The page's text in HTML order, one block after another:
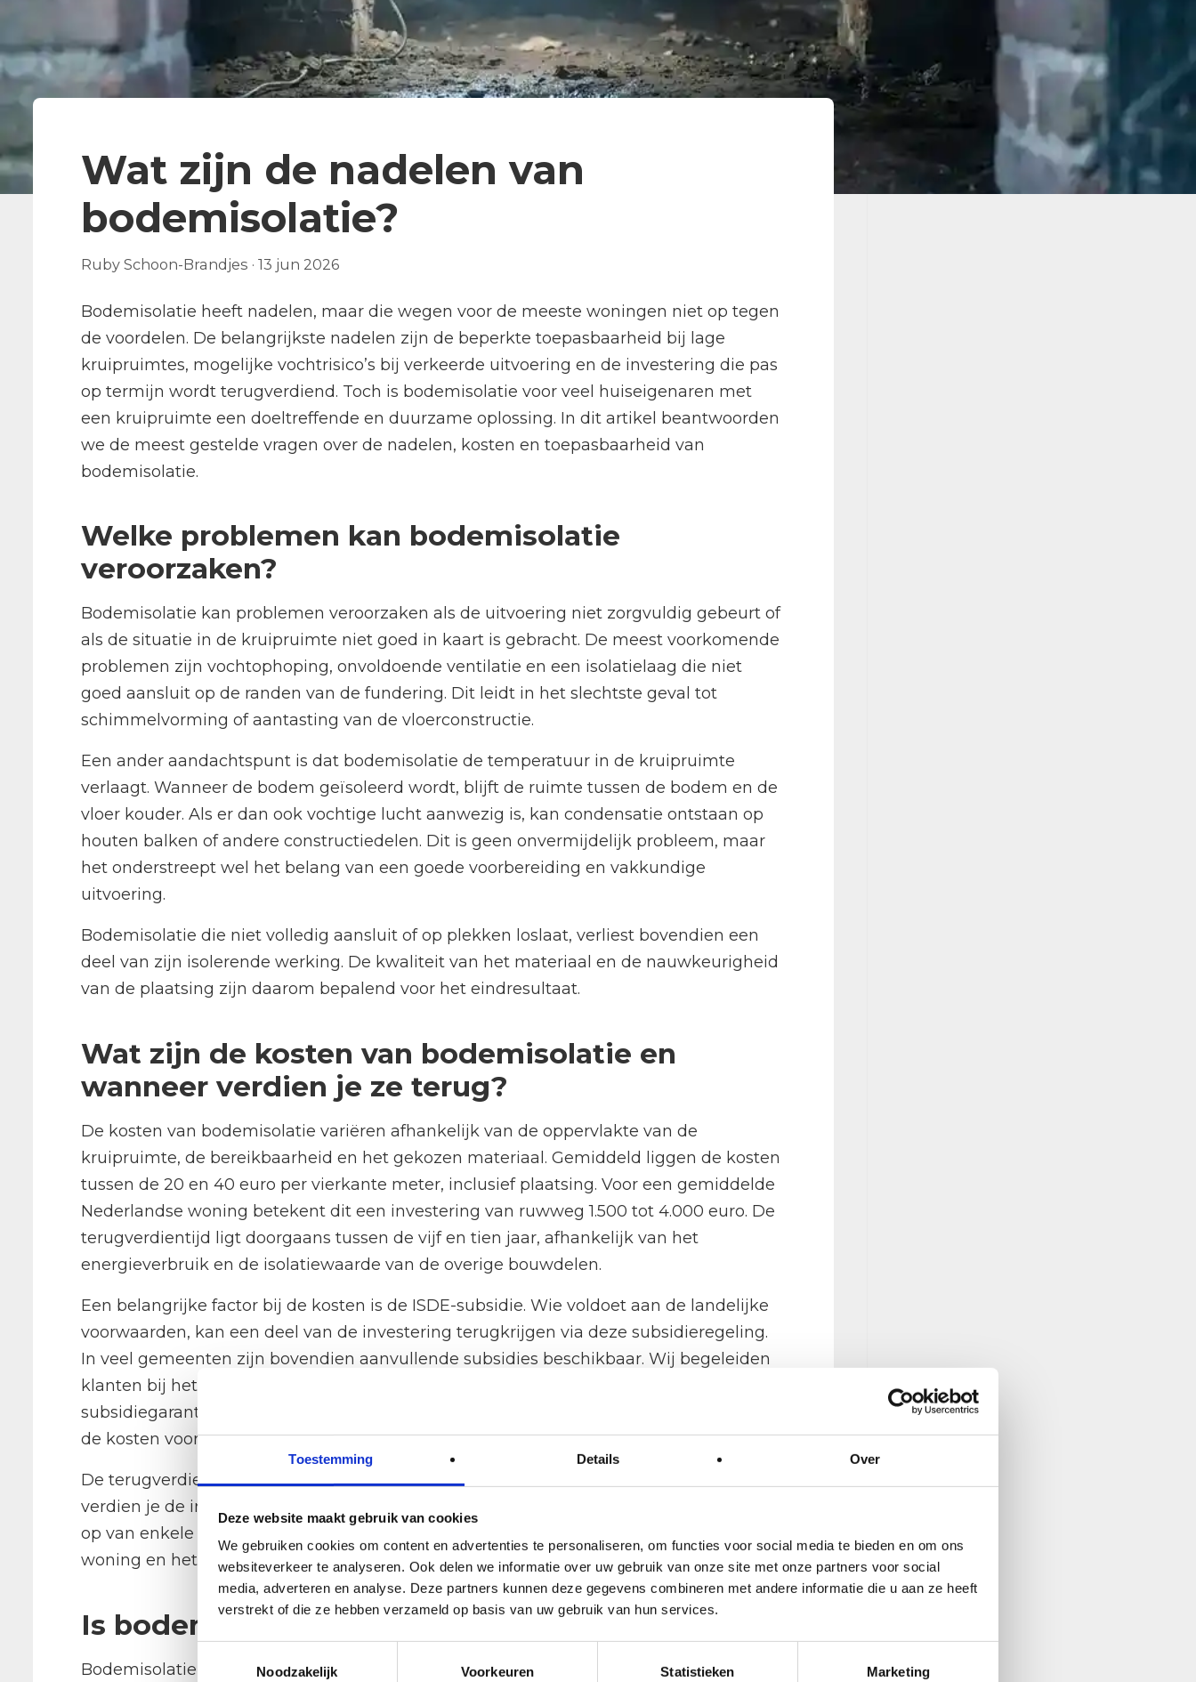
Toestemming Details Over
Deze website maakt gebruik van cookies
We gebruiken cookies om content en advertenties te personaliseren, om functies voor social media te bieden en om ons
websiteverkeer te analyseren. Ook delen we informatie over uw gebruik van onze site met onze partners voor social
media, adverteren en analyse. Deze partners kunnen deze gegevens combineren met andere informatie die u aan ze heeft
verstrekt of die ze hebben verzameld op basis van uw gebruik van hun services.
Noodzakelijk
Voorkeuren Statistieken Marketing
Wat zijn de nadelen van
bodemisolatie?
Ruby Schoon-Brandjes · 13 jun 2026
Bodemisolatie heeft nadelen, maar die wegen voor de meeste woningen niet op tegen
de voordelen. De belangrijkste nadelen zijn de beperkte toepasbaarheid bij lage
kruipruimtes, mogelijke vochtrisico’s bij verkeerde uitvoering en de investering die pas
op termijn wordt terugverdiend. Toch is bodemisolatie voor veel huiseigenaren met
een kruipruimte een doeltreffende en duurzame oplossing. In dit artikel beantwoorden
we de meest gestelde vragen over de nadelen, kosten en toepasbaarheid van
bodemisolatie.
Welke problemen kan bodemisolatie
veroorzaken?
Bodemisolatie kan problemen veroorzaken als de uitvoering niet zorgvuldig gebeurt of
als de situatie in de kruipruimte niet goed in kaart is gebracht. De meest voorkomende
problemen zijn vochtophoping, onvoldoende ventilatie en een isolatielaag die niet
goed aansluit op de randen van de fundering. Dit leidt in het slechtste geval tot
schimmelvorming of aantasting van de vloerconstructie.
Een ander aandachtspunt is dat bodemisolatie de temperatuur in de kruipruimte
verlaagt. Wanneer de bodem geïsoleerd wordt, blijft de ruimte tussen de bodem en de
vloer kouder. Als er dan ook vochtige lucht aanwezig is, kan condensatie ontstaan op
houten balken of andere constructiedelen. Dit is geen onvermijdelijk probleem, maar
het onderstreept wel het belang van een goede voorbereiding en vakkundige
uitvoering.
Bodemisolatie die niet volledig aansluit of op plekken loslaat, verliest bovendien een
deel van zijn isolerende werking. De kwaliteit van het materiaal en de nauwkeurigheid
van de plaatsing zijn daarom bepalend voor het eindresultaat.
Wat zijn de kosten van bodemisolatie en
wanneer verdien je ze terug?
De kosten van bodemisolatie variëren afhankelijk van de oppervlakte van de
kruipruimte, de bereikbaarheid en het gekozen materiaal. Gemiddeld liggen de kosten
tussen de 20 en 40 euro per vierkante meter, inclusief plaatsing. Voor een gemiddelde
Nederlandse woning betekent dit een investering van ruwweg 1.500 tot 4.000 euro. De
terugverdientijd ligt doorgaans tussen de vijf en tien jaar, afhankelijk van het
energieverbruik en de isolatiewaarde van de overige bouwdelen.
Een belangrijke factor bij de kosten is de ISDE-subsidie. Wie voldoet aan de landelijke
voorwaarden, kan een deel van de investering terugkrijgen via deze subsidieregeling.
In veel gemeenten zijn bovendien aanvullende subsidies beschikbaar. Wij begeleiden
klanten bij het volledige subsidietraject, van aanvraag tot uitbetaling, en hanteren een
subsidiegarantie: wordt er toch geen subsidie toegekend, dan nemen wij dat deel van
de kosten voor eigen rekening.
De terugverdientijd wordt ook bepaald door de energieprijzen. Bij hogere gasprijzen
verdien je de investering sneller terug. Bodemisolatie levert gemiddeld een besparing
op van enkele honderden euro’s per jaar op de energierekening, afhankelijk van de
woning en het stookgedrag.
Is bodemisolatie geschikt voor elke woning?
Bodemisolatie is niet geschikt voor elke woning. De oplossing is specifiek bedoeld voor